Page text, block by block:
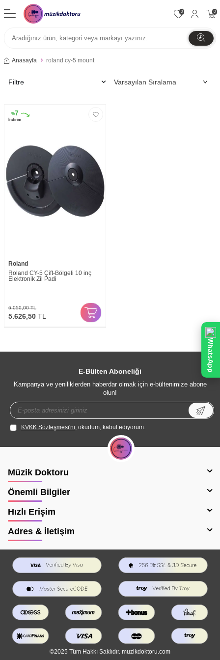
0 0
Anasayfa roland cy-5 mount
Filtre
%7
İndirim
Roland
Roland CY-5 Çift-Bölgeli 10 inç
Elektronik Zil Padi
6.050,00TL
5.626,50 TL
E-Bülten Aboneliği
Kampanya ve yeniliklerden haberdar olmak için e-bültenimize abone
olun!
KVKK Sözleşmesi'ni, okudum, kabul ediyorum.
Müzik Doktoru
Önemli Bilgiler
Hızlı Erişim
Adres & İletişim
©2025 Tüm Hakkı Saklıdır. muzikdoktoru.com
WhatsApp